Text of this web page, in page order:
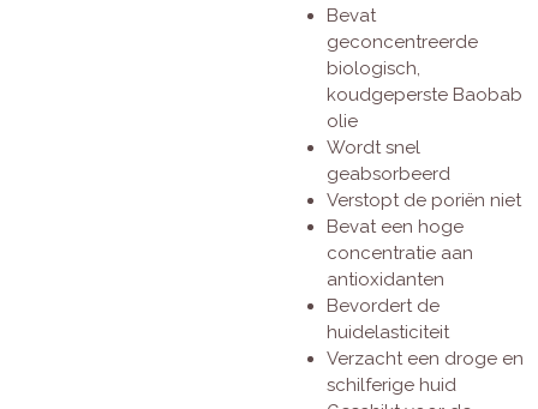
Bevat
geconcentreerde
biologisch,
koudgeperste Baobab
olie
Wordt snel
geabsorbeerd
Verstopt de poriën niet
Bevat een hoge
concentratie aan
antioxidanten
Bevordert de
huidelasticiteit
Verzacht een droge en
schilferige huid